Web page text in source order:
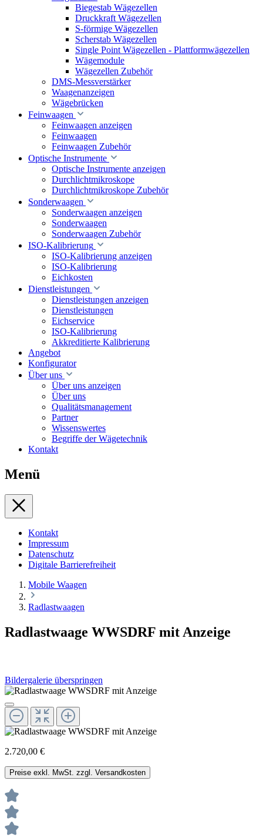
Biegestab Wägezellen
Druckkraft Wägezellen
S-förmige Wägezellen
Scherstab Wägezellen
Single Point Wägezellen - Plattformwägezellen
Wägemodule
Wägezellen Zubehör
DMS-Messverstärker
Waagenanzeigen
Wägebrücken
Feinwaagen
Feinwaagen anzeigen
Feinwaagen
Feinwaagen Zubehör
Optische Instrumente
Optische Instrumente anzeigen
Durchlichtmikroskope
Durchlichtmikroskope Zubehör
Sonderwaagen
Sonderwaagen anzeigen
Sonderwaagen
Sonderwaagen Zubehör
ISO-Kalibrierung
ISO-Kalibrierung anzeigen
ISO-Kalibrierung
Eichkosten
Dienstleistungen
Dienstleistungen anzeigen
Dienstleistungen
Eichservice
ISO-Kalibrierung
Akkreditierte Kalibrierung
Angebot
Konfigurator
Über uns
Über uns anzeigen
Über uns
Qualitätsmanagement
Partner
Wissenswertes
Begriffe der Wägetechnik
Kontakt
Menü
Kontakt
Impressum
Datenschutz
Digitale Barrierefreiheit
Mobile Waagen
Radlastwaagen
Radlastwaage WWSDRF mit Anzeige
Bildergalerie überspringen
2.720,00 €
Preise exkl. MwSt. zzgl. Versandkosten